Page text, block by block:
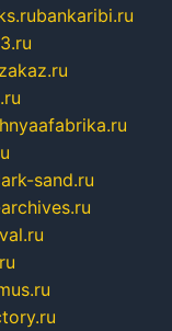
bankaribi.ru
sand.ru